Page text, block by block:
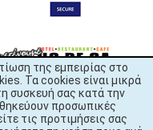
της εμπειρίας στο
Τα cookies είναι μικρά
συσκευή σας κατά την
προσωπικές
τις προτιμήσεις σας